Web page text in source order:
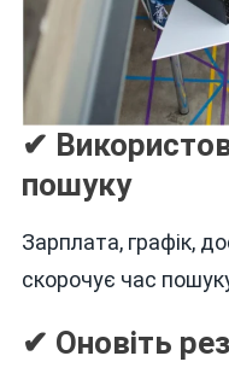
✔
пошуку
Зарплата, графік,
скорочує час
✔ Оновіть